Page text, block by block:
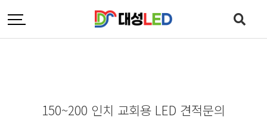
150~200 인치 교회용 LED 견적문의